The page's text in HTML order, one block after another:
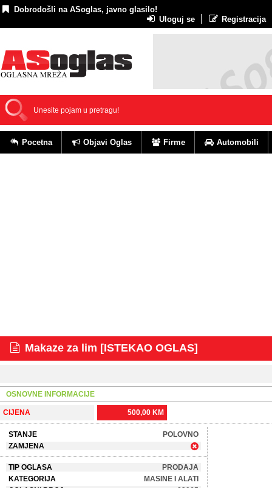
Dobrodošli na ASoglas, javno glasilo!
Uloguj se
Registracija
Pocetna Objavi Oglas Firme Automobili
Makaze za lim [ISTEKAO OGLAS]
OSNOVNE INFORMACIJE
CIJENA 500,00 KM
STANJE
POLOVNO
ZAMJENA
TIP OGLASA
PRODAJA
KATEGORIJA
MASINE I ALATI